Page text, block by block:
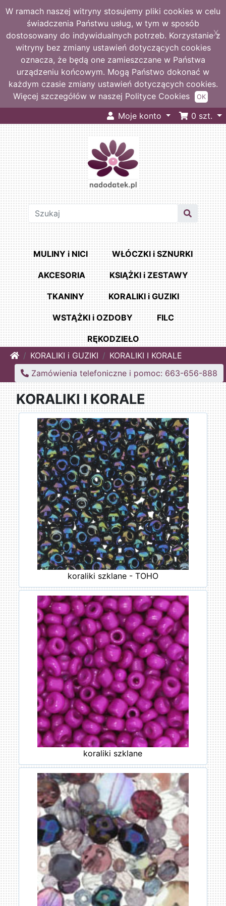
W ramach naszej witryny stosujemy pliki cookies w celu
świadczenia Państwu usług, w tym w sposób
dostosowany do indywidualnych potrzeb. Korzystanie z
witryny bez zmiany ustawień dotyczących cookies
oznacza, że będą one zamieszczane w Państwa
urządzeniu końcowym. Mogą Państwo dokonać w
każdym czasie zmiany ustawień dotyczących cookies.
Więcej szczegółów w naszej Polityce Cookies
X
OK
Moje konto 0 szt.
MULINY i NICI WŁÓCZKI i SZNURKI
AKCESORIA KSIĄŻKI i ZESTAWY
TKANINY KORALIKI i GUZIKI
WSTĄŻKI i OZDOBY FILC
RĘKODZIEŁO
HomeKORALIKI i GUZIKI
KORALIKI I KORALE
Zamówienia telefoniczne i pomoc: 663-656-888
KORALIKI I KORALE
koraliki szklane - TOHO
koraliki szklane